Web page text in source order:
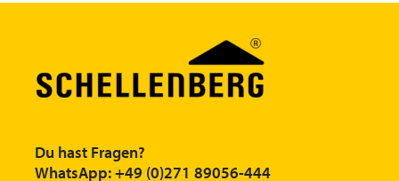
Du hast Fragen?
WhatsApp: +49 (0)271 89056-444